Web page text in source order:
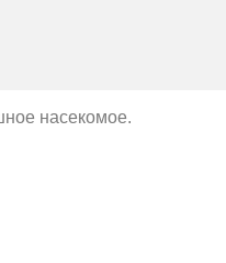
насекомое.